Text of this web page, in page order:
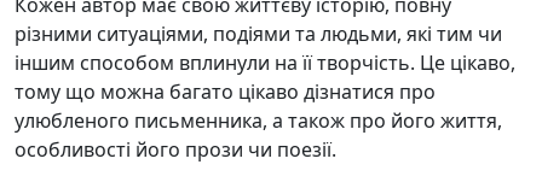
різними ситуаціями, подіями та людьми, які тим чи
іншим способом вплинули на її творчість. Це цікаво,
тому що можна багато цікаво дізнатися про
улюбленого письменника, а також про його життя,
особливості його прози чи поезії.